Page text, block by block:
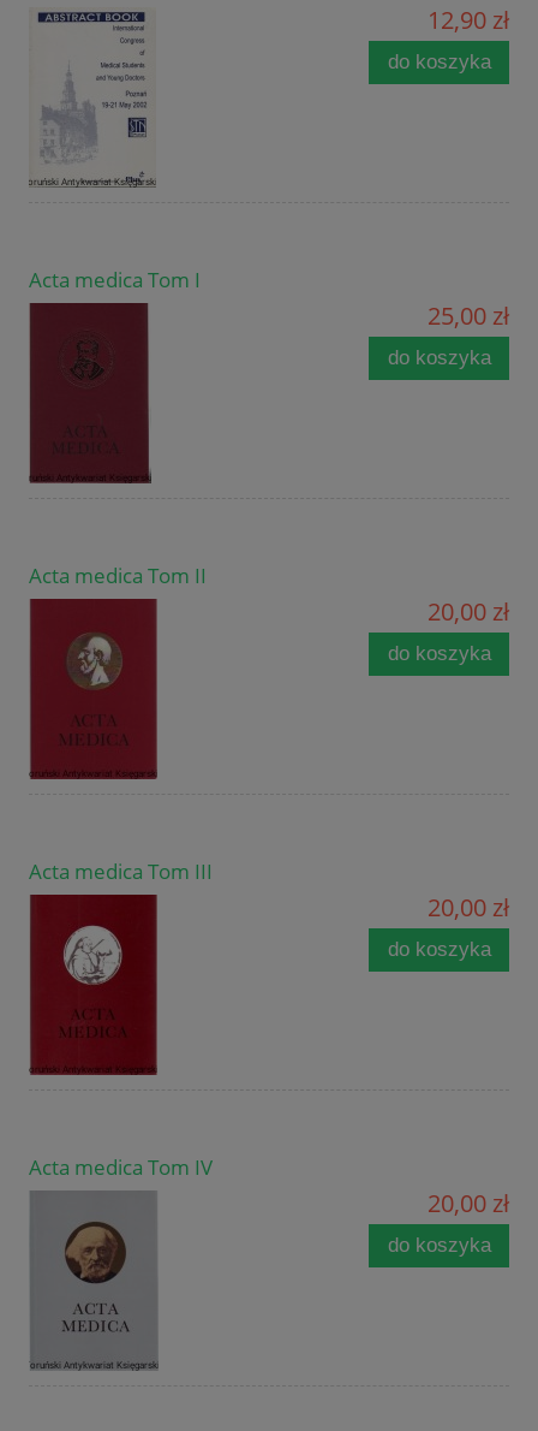
12,90 zł
do koszyka
Acta medica Tom I
25,00 zł
do koszyka
Acta medica Tom II
20,00 zł
do koszyka
Acta medica Tom III
20,00 zł
do koszyka
Acta medica Tom IV
20,00 zł
do koszyka